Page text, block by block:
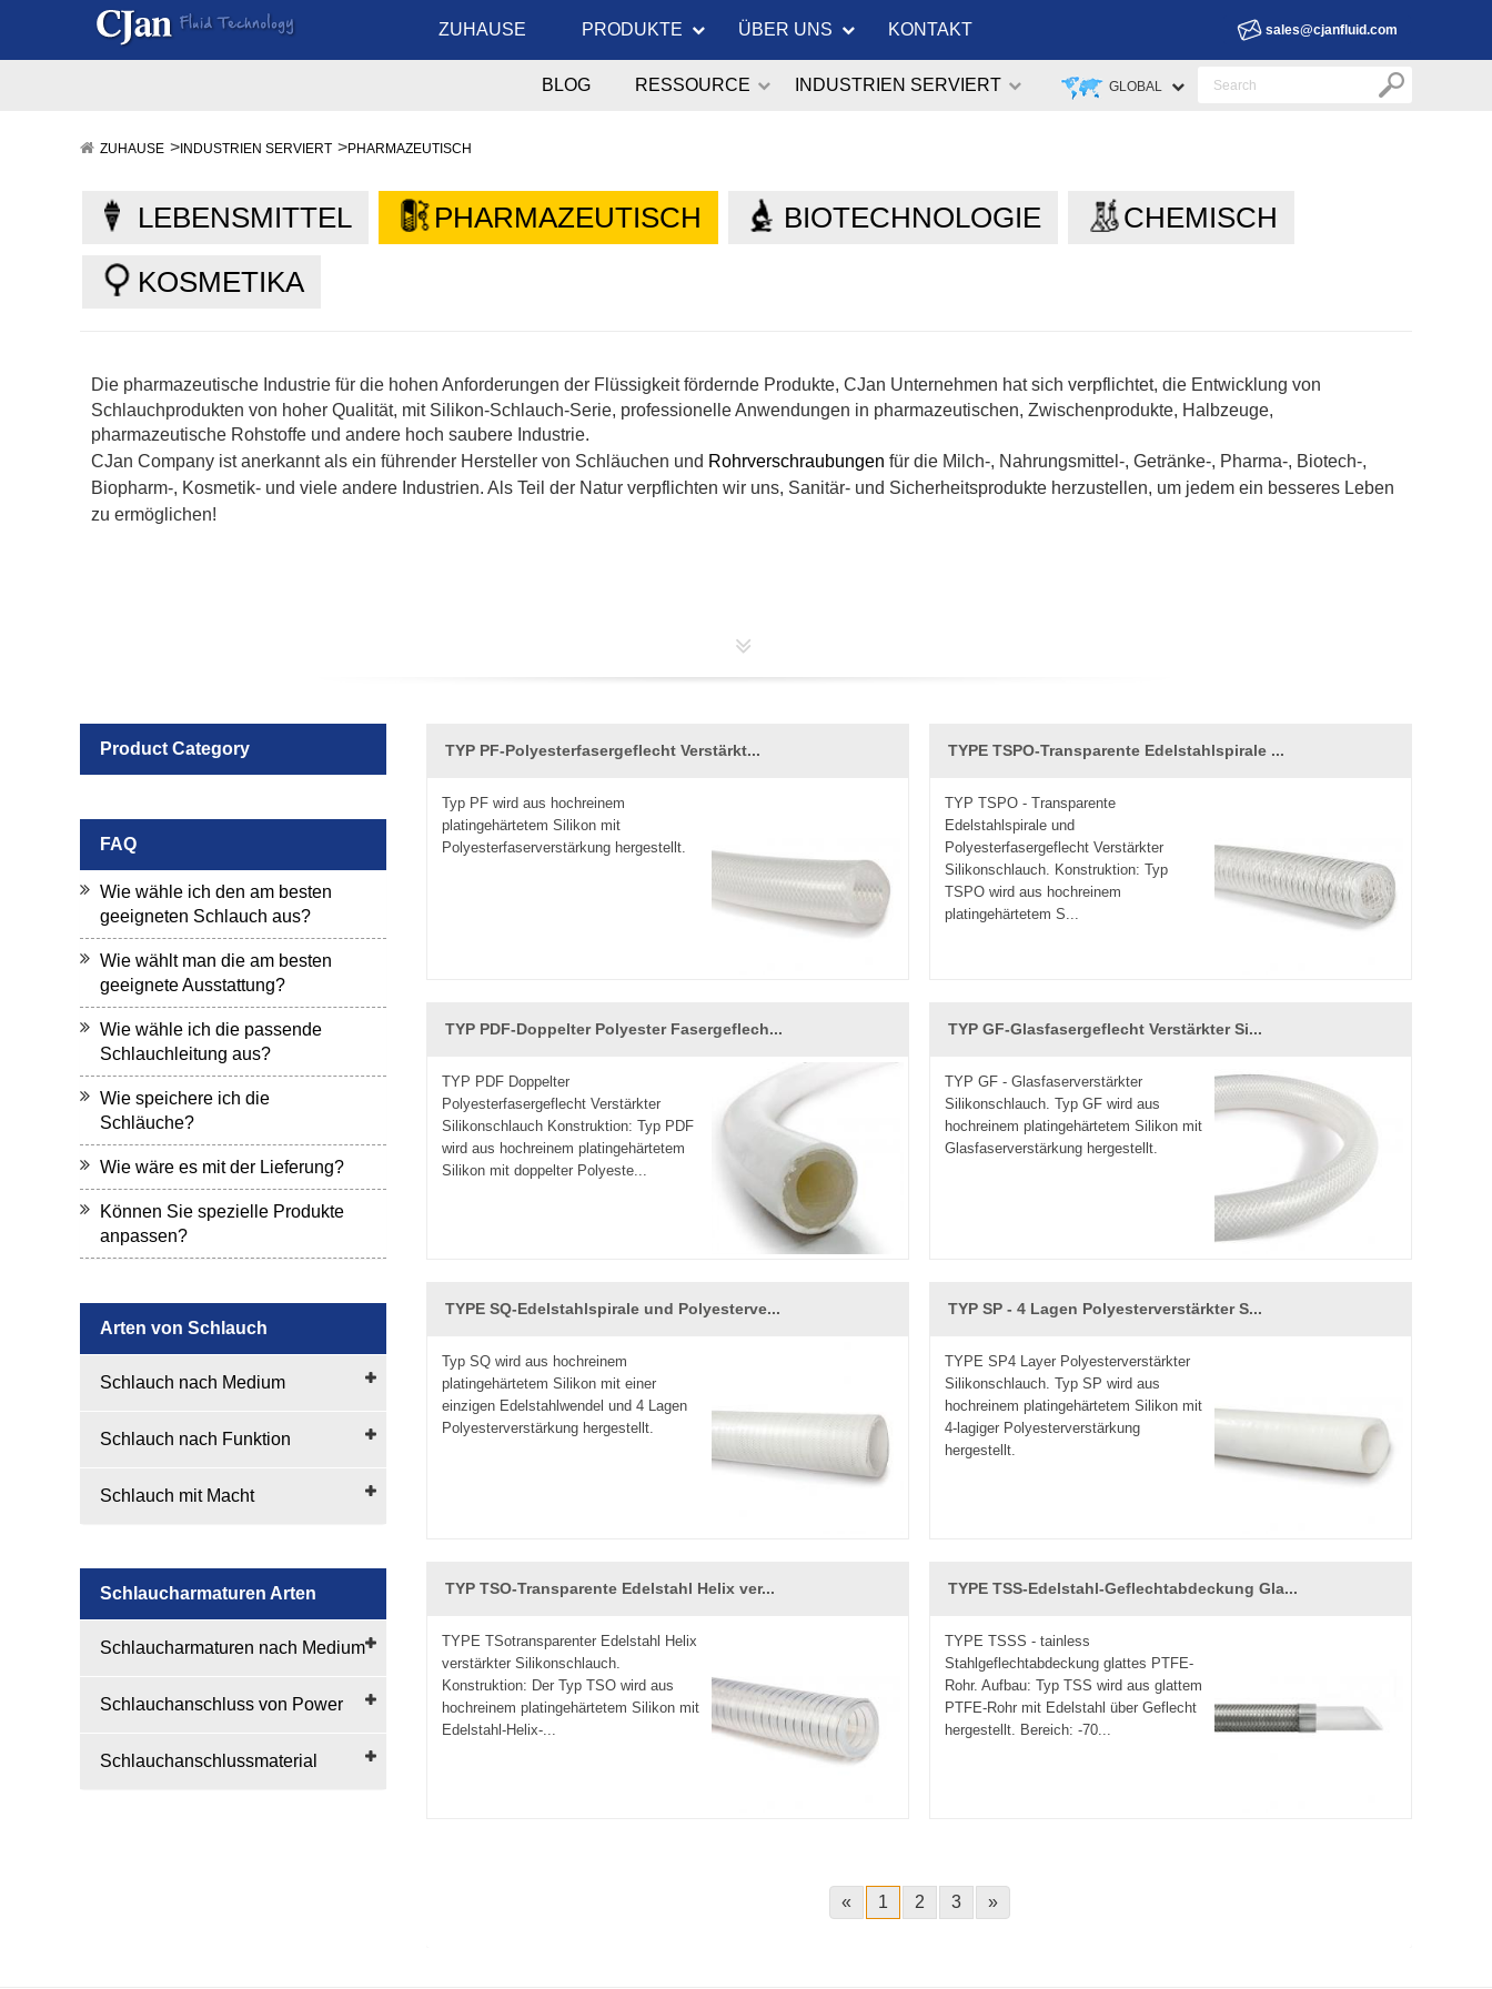
ZUHAUSE PRODUKTE ÜBER UNS KONTAKT sales@cjanfluid.com
GLOBAL
BLOG RESSOURCE INDUSTRIEN SERVIERT
ZUHAUSE INDUSTRIEN SERVIERT PHARMAZEUTISCH
LEBENSMITTEL PHARMAZEUTISCH BIOTECHNOLOGIE
CHEMISCH
KOSMETIKA
Die pharmazeutische Industrie für die hohen Anforderungen der Flüssigkeit fördernde Produkte, CJan Unternehmen hat sich verpflichtet, die Entwicklung von
Schlauchprodukten von hoher Qualität, mit Silikon-Schlauch-Serie, professionelle Anwendungen in pharmazeutischen, Zwischenprodukte, Halbzeuge,
pharmazeutische Rohstoffe und andere hoch saubere Industrie.
CJan Company ist anerkannt als ein führender Hersteller von Schläuchen und Rohrverschraubungen für die Milch-, Nahrungsmittel-, Getränke-, Pharma-, Biotech-,
Biopharm-, Kosmetik- und viele andere Industrien. Als Teil der Natur verpflichten wir uns, Sanitär- und Sicherheitsprodukte herzustellen, um jedem ein besseres Leben
zu ermöglichen!
Product Category
FAQ
Wie wähle ich den am besten
geeigneten Schlauch aus?
Wie wählt man die am besten
geeignete Ausstattung?
Wie wähle ich die passende
Schlauchleitung aus?
Wie speichere ich die
Schläuche?
Wie wäre es mit der Lieferung?
Können Sie spezielle Produkte
anpassen?
Arten von Schlauch
Schlauch nach Medium
Schlauch nach Funktion
Schlauch mit Macht
Schlaucharmaturen Arten
Schlaucharmaturen nach Medium
Schlauchanschluss von Power
Schlauchanschlussmaterial
TYP PF-Polyesterfasergeflecht Verstärkt...
Typ PF wird aus hochreinem
platingehärtetem Silikon mit
Polyesterfaserverstärkung hergestellt.
TYPE TSPO-Transparente Edelstahlspirale ...
TYP TSPO - Transparente
Edelstahlspirale und
Polyesterfasergeflecht Verstärkter
Silikonschlauch. Konstruktion: Typ
TSPO wird aus hochreinem
platingehärtetem S...
TYP PDF-Doppelter Polyester Fasergeflech...
TYP PDF Doppelter
Polyesterfasergeflecht Verstärkter
Silikonschlauch Konstruktion: Typ PDF
wird aus hochreinem platingehärtetem
Silikon mit doppelter Polyeste...
TYP GF-Glasfasergeflecht Verstärkter Si...
TYP GF - Glasfaserverstärkter
Silikonschlauch. Typ GF wird aus
hochreinem platingehärtetem Silikon mit
Glasfaserverstärkung hergestellt.
TYPE SQ-Edelstahlspirale und Polyesterve...
Typ SQ wird aus hochreinem
platingehärtetem Silikon mit einer
einzigen Edelstahlwendel und 4 Lagen
Polyesterverstärkung hergestellt.
TYP SP - 4 Lagen Polyesterverstärkter S...
TYPE SP4 Layer Polyesterverstärkter
Silikonschlauch. Typ SP wird aus
hochreinem platingehärtetem Silikon mit
4-lagiger Polyesterverstärkung
hergestellt.
TYP TSO-Transparente Edelstahl Helix ver...
TYPE TSotransparenter Edelstahl Helix
verstärkter Silikonschlauch.
Konstruktion: Der Typ TSO wird aus
hochreinem platingehärtetem Silikon mit
Edelstahl-Helix-...
TYPE TSS-Edelstahl-Geflechtabdeckung Gla...
TYPE TSSS - tainless
Stahlgeflechtabdeckung glattes PTFE-
Rohr. Aufbau: Typ TSS wird aus glattem
PTFE-Rohr mit Edelstahl über Geflecht
hergestellt. Bereich: -70...
« 1 2 3 »